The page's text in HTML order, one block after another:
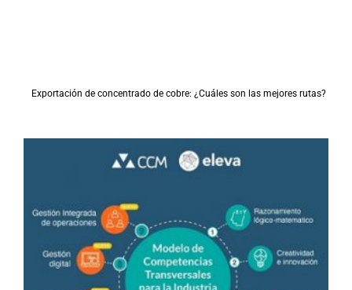
Exportación de concentrado de cobre: ¿Cuáles son las mejores rutas?